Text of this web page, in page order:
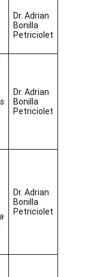
Dr. Adrian
Bonilla
Petriciolet
Dr. Adrian
Bonilla
Petriciolet
Dr. Adrian
Bonilla
Petriciolet